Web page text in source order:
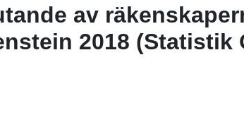
av
2018 (Statistik